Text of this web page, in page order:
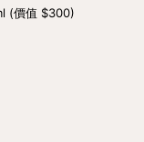
(價值 $300)